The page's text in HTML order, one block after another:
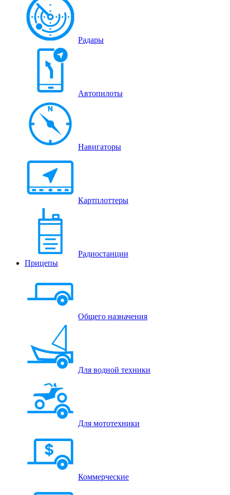
Радары
Автопилоты
Навигаторы
Картплоттеры
Радиостанции
Прицепы
Общего назначения
Для водной техники
Для мототехники
Коммерческие